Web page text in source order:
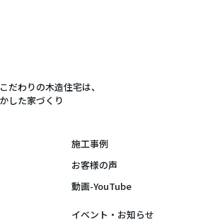
だわりの木造住宅は、
した家づくり
施工事例
お客様の声
動画-YouTube
イベント・お知らせ